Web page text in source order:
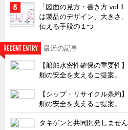
ニッポン再発見
あれこれWATCH
４コマ漫画 のんきなのんちゃん
CATEGORY タキゲンinfo.
展示会情報／出展告知
展示会情報／報告レポート
「図面の見方・書き方
は製品のデザイン、大きさ
伝える手段の１つ
最近の記事
【船舶水密性確保の重要性
舶の安全を支えるご提案。
【シップ・リサイクル条約
舶の安全を支えるご提案。
タキゲンと共同開発しませ